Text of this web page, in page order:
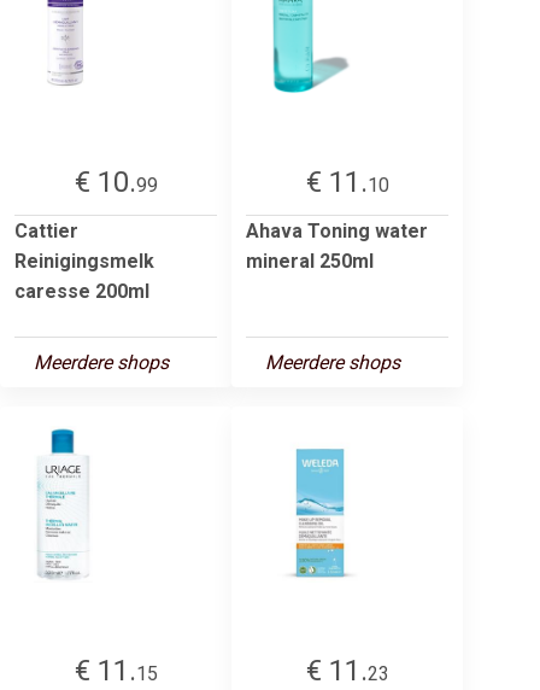
€ 10.99
Cattier
Reinigingsmelk
caresse 200ml
Meerdere shops
€ 11.10
Ahava Toning water
mineral 250ml
Meerdere shops
€ 11.15 € 11.23